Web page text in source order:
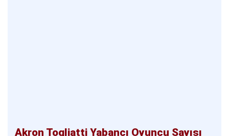
Akron Togliatti Yabancı Oyuncu Sayısı